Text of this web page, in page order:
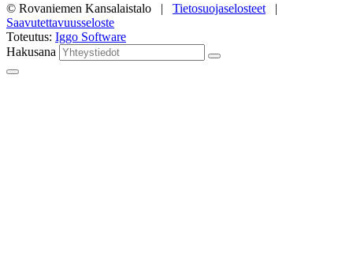
© Rovaniemen Kansalaistalo | Tietosuojaselosteet |
Saavutettavuusseloste
Toteutus: Iggo Software
Hakusana